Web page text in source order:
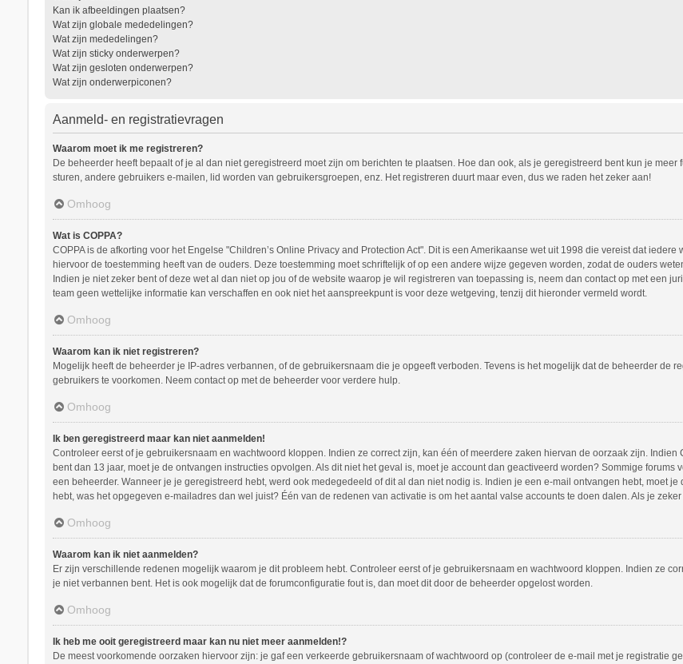
Kan ik afbeeldingen plaatsen?
Wat zijn globale mededelingen?
Wat zijn mededelingen?
Wat zijn sticky onderwerpen?
Wat zijn gesloten onderwerpen?
Wat zijn onderwerpiconen?
Aanmeld- en registratievragen
Waarom moet ik me registreren?
De beheerder heeft bepaalt of je al dan niet geregistreerd moet zijn om berichten te plaatsen. Hoe dan ook, als je geregistreerd bent kun je
sturen, andere gebruikers e-mailen, lid worden van gebruikersgroepen, enz. Het registreren duurt maar even, dus we raden het zeker aan!
Omhoog
Wat is COPPA?
COPPA is de afkorting voor het Engelse "Children’s Online Privacy and Protection Act". Dit is een Amerikaanse wet uit 1998 die vereist dat
hiervoor de toestemming heeft van de ouders. Deze toestemming moet schriftelijk of op een andere wijze gegeven worden, zodat de ouders
Indien je niet zeker bent of deze wet al dan niet op jou of de website waarop je wil registreren van toepassing is, neem dan contact op met een
team geen wettelijke informatie kan verschaffen en ook niet het aanspreekpunt is voor deze wetgeving, tenzij dit hieronder vermeld wordt.
Omhoog
Waarom kan ik niet registreren?
Mogelijk heeft de beheerder je IP-adres verbannen, of de gebruikersnaam die je opgeeft verboden. Tevens is het mogelijk dat de beheerder de
gebruikers te voorkomen. Neem contact op met de beheerder voor verdere hulp.
Omhoog
Ik ben geregistreerd maar kan niet aanmelden!
Controleer eerst of je gebruikersnaam en wachtwoord kloppen. Indien ze correct zijn, kan één of meerdere zaken hiervan de oorzaak zijn.
bent dan 13 jaar, moet je de ontvangen instructies opvolgen. Als dit niet het geval is, moet je account dan geactiveerd worden? Sommige
een beheerder. Wanneer je je geregistreerd hebt, werd ook medegedeeld of dit al dan niet nodig is. Indien je een e-mail ontvangen hebt, moet
hebt, was het opgegeven e-mailadres dan wel juist? Één van de redenen van activatie is om het aantal valse accounts te doen dalen. Als je
Omhoog
Waarom kan ik niet aanmelden?
Er zijn verschillende redenen mogelijk waarom je dit probleem hebt. Controleer eerst of je gebruikersnaam en wachtwoord kloppen. Indien ze
je niet verbannen bent. Het is ook mogelijk dat de forumconfiguratie fout is, dan moet dit door de beheerder opgelost worden.
Omhoog
Ik heb me ooit geregistreerd maar kan nu niet meer aanmelden!?
De meest voorkomende oorzaken hiervoor zijn: je gaf een verkeerde gebruikersnaam of wachtwoord op (controleer de e-mail met je registratie